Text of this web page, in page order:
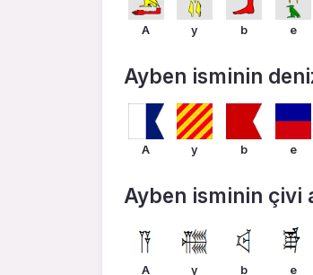
A y b e
Ayben isminin
A y b e
Ayben isminin çivi
A y b e